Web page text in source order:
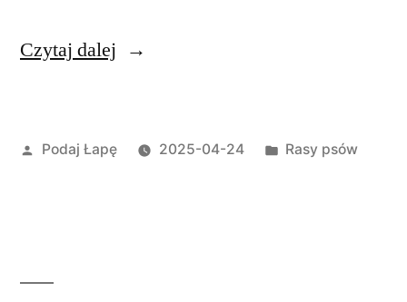
Czytaj dalej „Jamnik
i
Opublikowane
Podaj Łapę 2025-04-24
Opublikowano
Rasy psów